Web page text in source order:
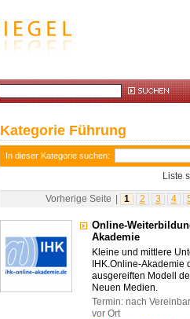
Kategorie Führung
In dieser Kategorie suchen:
Liste
Vorherige Seite 1 2 3 4
Online-
Akademie
Kleine und mittlere
IHK.Online-Akademie
ausgereiften Modell
Neuen Medien.
Termin: nach
vor Ort